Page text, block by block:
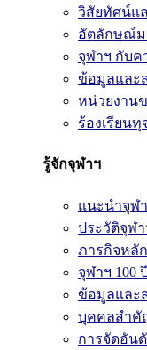
วิสัยทัศน์แ
อัตลักษณ์ม
จุฬาฯ กับค
ข้อมูลและ
หน่วยงาน
ร้องเรียน
รู้จักจุฬาฯ
แนะนำจุฬ
ประวัติจุฬา
ภารกิจหลัก
จุฬาฯ 100 ปี
ข้อมูลและ
บุคคลสำคั
การจัดอัน